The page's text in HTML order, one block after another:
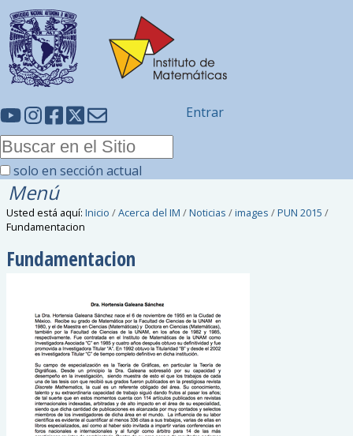
solo en sección actual
Entrar
Menú
Usted está aquí: Inicio /Acerca del IM /Noticias /images /PUN 2015 /
Fundamentacion
Fundamentacion